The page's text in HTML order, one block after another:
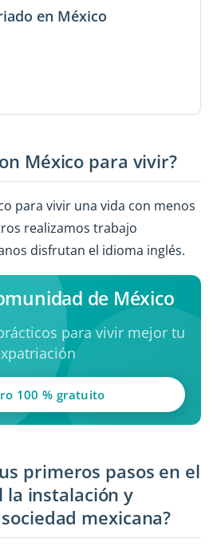
en México
México para vivir?
para vivir una vida con menos
realizamos trabajo
disfrutan el idioma inglés.
de México
para vivir mejor tu
100 % gratuito
primeros pasos en el
la instalación y
mexicana?